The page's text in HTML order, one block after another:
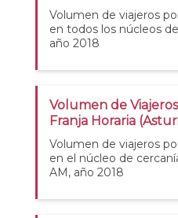
Volumen de viajeros
en todos los núcleos
año 2018
Volumen de
Franja Horaria
Volumen de viajeros
en el núcleo de
AM, año 2018